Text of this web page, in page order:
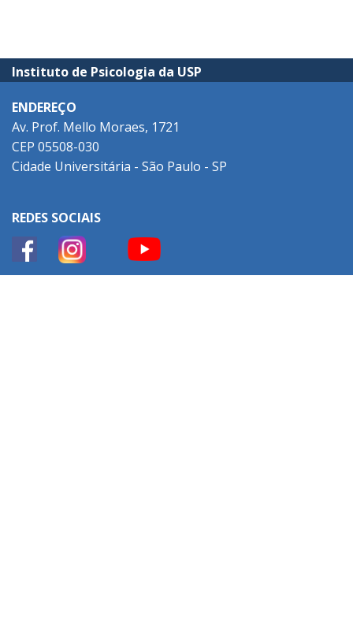
Instituto de Psicologia da USP
ENDEREÇO
Av. Prof. Mello Moraes, 1721
CEP 05508-030
Cidade Universitária - São Paulo - SP
REDES SOCIAIS